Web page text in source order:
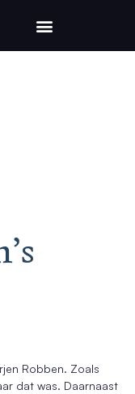
Robben. Zoals
dat was. Daarnaast